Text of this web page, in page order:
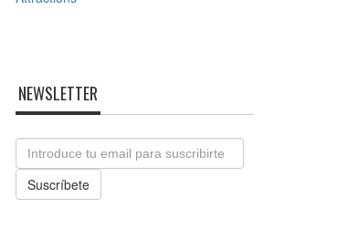
NEWSLETTER
Email
Suscríbete